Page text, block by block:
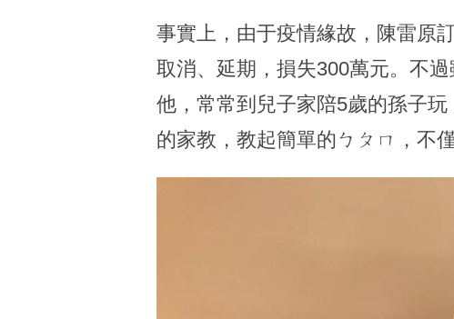
事實上，由于疫情緣故，陳雷原
取消、延期，損失300萬元。不
他，常常到兒子家陪5歲的孫子
的家教，教起簡單的ㄅㄆㄇ，不